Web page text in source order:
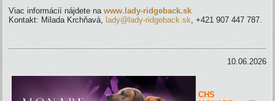
Viac informácií nájdete nawww.lady-ridgeback.sk
Kontakt: Milada Krchňavá, lady@lady-ridgeback.sk, +421 907 447 787.
10.06.2026
CHS